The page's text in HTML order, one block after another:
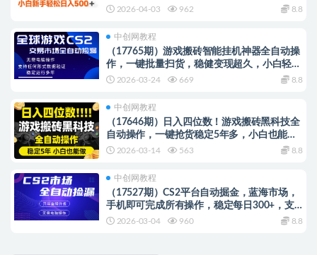
轻松 日入500+
2026-04-03 962 8.8
中创网教程
（17765期）游戏搬砖智能挂机神器全自动操
作，一键批量扫货，稳健变现超久，小白轻松
入门，一…
2026-03-24 669 8.8
中创网教程
（17646期）日入四位数！游戏搬砖黑科技全
自动操作，一键抢货稳定5年多，小白也能
做，手把手带
2026-03-14 563 8.8
中创网教程
（17527期）CS2平台自动掘金，蓝海市场，
手机即可完成所有操作，稳定每日300+，支
持任何形式验证
2026-03-04 960 8.8